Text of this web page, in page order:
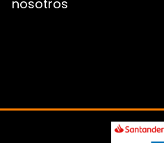
nosotros